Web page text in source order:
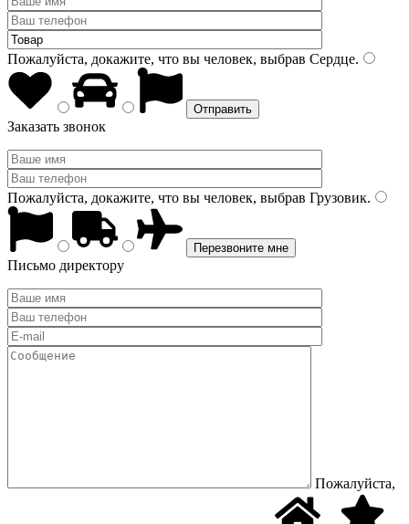
Пожалуйста, докажите, что вы человек, выбрав Сердце.
Заказать звонок
Пожалуйста, докажите, что вы человек, выбрав Грузовик.
Письмо директору
Пожалуйста,